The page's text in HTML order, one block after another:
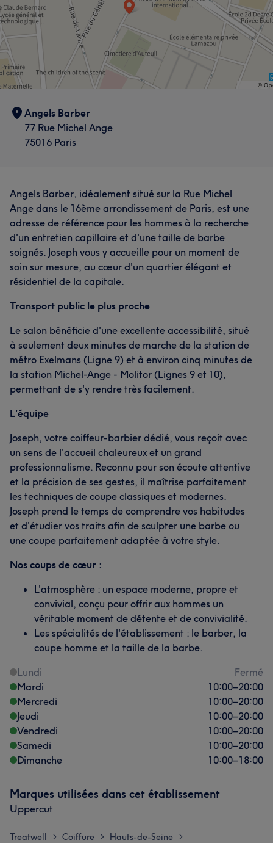
Angels Barber
77 Rue Michel Ange
75016 Paris
Angels Barber, idéalement situé sur la Rue Michel
Ange dans le 16ème arrondissement de Paris, est une
adresse de référence pour les hommes à la recherche
d'un entretien capillaire et d'une taille de barbe
soignés. Joseph vous y accueille pour un moment de
soin sur mesure, au cœur d'un quartier élégant et
résidentiel de la capitale.
Transport public le plus proche
Le salon bénéficie d'une excellente accessibilité, situé
à seulement deux minutes de marche de la station de
métro Exelmans (Ligne 9) et à environ cinq minutes de
la station Michel-Ange - Molitor (Lignes 9 et 10),
permettant de s'y rendre très facilement.
L'équipe
Joseph, votre coiffeur-barbier dédié, vous reçoit avec
un sens de l'accueil chaleureux et un grand
professionnalisme. Reconnu pour son écoute attentive
et la précision de ses gestes, il maîtrise parfaitement
les techniques de coupe classiques et modernes.
Joseph prend le temps de comprendre vos habitudes
et d'étudier vos traits afin de sculpter une barbe ou
une coupe parfaitement adaptée à votre style.
Nos coups de cœur :
L'atmosphère : un espace moderne, propre et
convivial, conçu pour offrir aux hommes un
véritable moment de détente et de convivialité.
Les spécialités de l'établissement : le barber, la
coupe homme et la taille de la barbe.
Lundi
Fermé
Mardi
10:00–20:00
Mercredi
10:00–20:00
Jeudi
10:00–20:00
Vendredi
10:00–20:00
Samedi
10:00–20:00
Dimanche
10:00–18:00
Marques utilisées dans cet établissement
Uppercut
Treatwell > Coiffure > Hauts-de-Seine >